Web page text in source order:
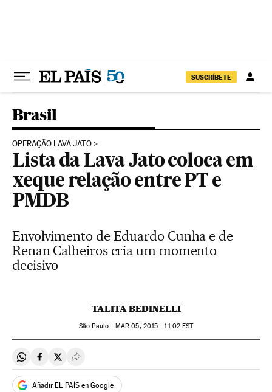
SUSCRÍBETE
Brasil
OPERAÇÃO LAVA JATO
Lista da Lava Jato coloca em
xeque relação entre PT e
PMDB
Envolvimento de Eduardo Cunha e de
Renan Calheiros cria um momento
decisivo
TALITA BEDINELLI
São Paulo - MAR 05, 2015 - 11:02EST
Compartir en Whatsapp
Compartir en Facebook
Compartir en Twitter
Desplegar Redes Sociales
Añadir EL PAÍS en Google